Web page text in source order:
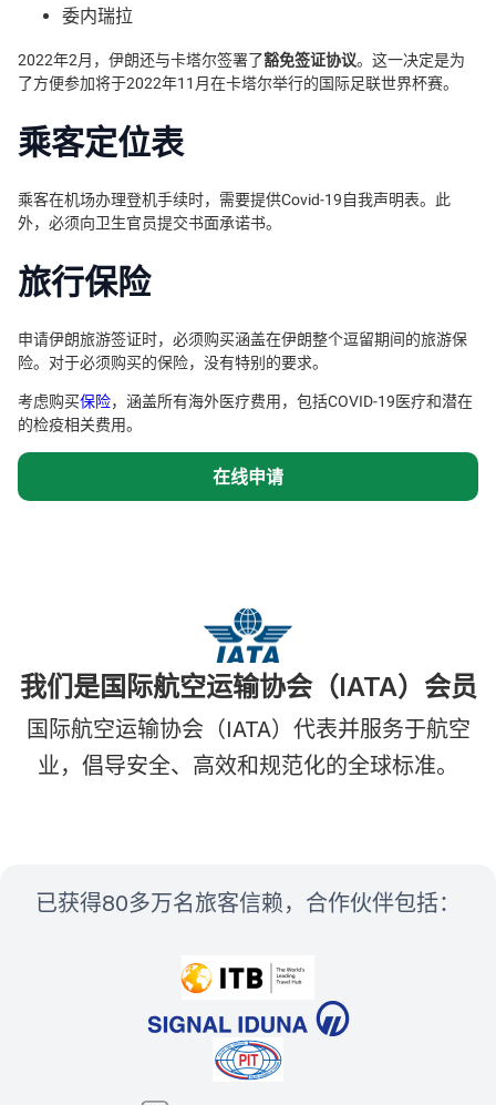
委内瑞拉
2022年2月，伊朗还与卡塔尔签署了豁免签证协议。这一决定是为
了方便参加将于2022年11月在卡塔尔举行的国际足联世界杯赛。
乘客定位表
乘客在机场办理登机手续时，需要提供Covid-19自我声明表。此
外，必须向卫生官员提交书面承诺书。
旅行保险
申请伊朗旅游签证时，必须购买涵盖在伊朗整个逗留期间的旅游保
险。对于必须购买的保险，没有特别的要求。
考虑购买保险，涵盖所有海外医疗费用，包括COVID-19医疗和潜在
的检疫相关费用。
在线申请
我们是国际航空运输协会（IATA）会员
国际航空运输协会（IATA）代表并服务于航空
业，倡导安全、高效和规范化的全球标准。
已获得80多万名旅客信赖，合作伙伴包括：